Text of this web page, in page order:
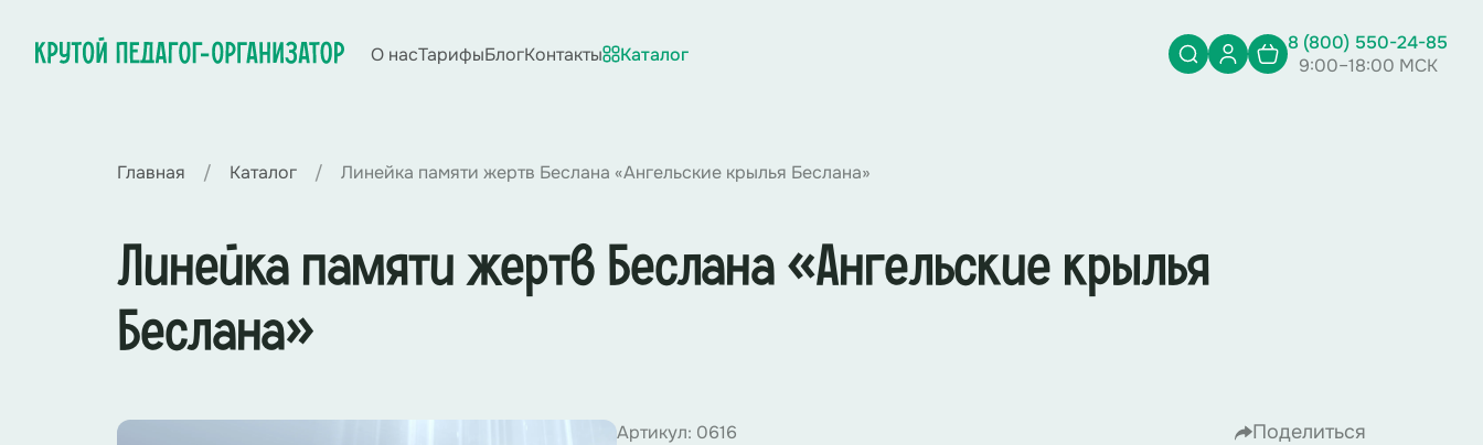
О насТарифыБлогКонтакты Каталог
8 (800) 550-24-85
9:00–18:00 МСК
Главная Каталог Линейка памяти жертв Беслана «Ангельские крылья Беслана»
Линейка памяти жертв Беслана «Ангельские крылья
Беслана»
Артикул: 0616
Поделиться